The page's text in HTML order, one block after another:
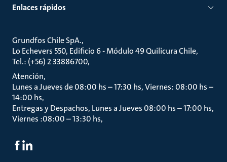
Enlaces rápidos
Grundfos Chile SpA.
Lo Echevers 550, Edificio 6 - Módulo 49 Quilicura Chile
Tel.: (+56) 2 33886700
Atención
Lunes a Jueves de 08:00 hs – 17:30 hs, Viernes: 08:00 hs –
14:00 hs
Entregas y Despachos, Lunes a Jueves 08:00 hs – 17:00 hs,
Viernes :08:00 – 13:30 hs